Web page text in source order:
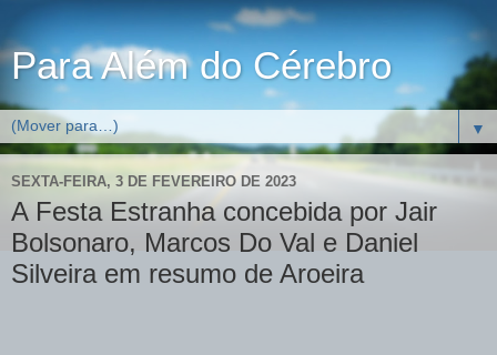
Para Além do Cérebro
▼
SEXTA-FEIRA, 3 DE FEVEREIRO DE 2023
A Festa Estranha concebida por Jair
Bolsonaro, Marcos Do Val e Daniel
Silveira em resumo de Aroeira